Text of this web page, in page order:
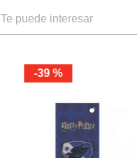
Te puede interesar
-39 %